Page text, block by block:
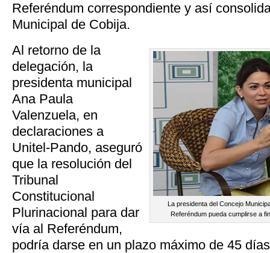
Referéndum correspondiente y así
Municipal de Cobija.
La presidenta del Concejo
Referéndum pueda cumplirse a
Al retorno de la
delegación, la
presidenta municipal
Ana Paula
Valenzuela, en
declaraciones a
Unitel-Pando, aseguró
que la resolución del
Tribunal
Constitucional
Plurinacional para dar
vía al Referéndum,
podría darse en un plazo máximo de 45